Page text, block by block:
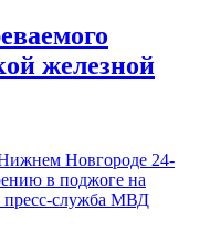
железной
Новгороде 24-
в поджоге на
пресс-служба МВД